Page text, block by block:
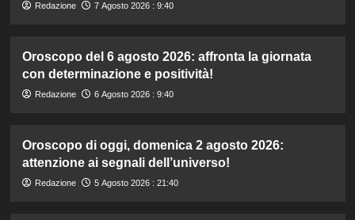
Redazione 7 Agosto 2026 : 9:40
Oroscopo del 6 agosto 2026: affronta la giornata
con determinazione e positività!
Redazione 6 Agosto 2026 : 9:40
Oroscopo di oggi, domenica 2 agosto 2026:
attenzione ai segnali dell’universo!
Redazione 5 Agosto 2026 : 21:40